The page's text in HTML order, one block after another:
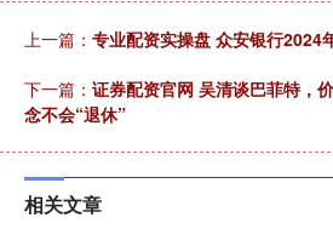
上一篇： 专业配资实操盘 众安银行2024
下一篇： 证券配资官网 吴清谈巴菲特，
念不会“退休”
相关文章